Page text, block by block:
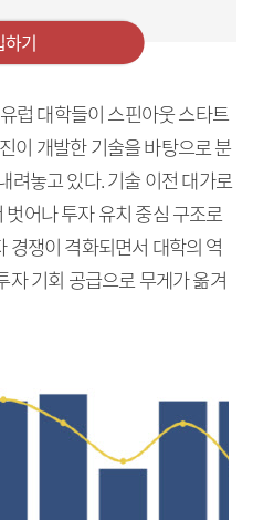
하기
럽 대학들이 스핀아웃 스타트
이 개발한 기술을 바탕으로 분
려놓고 있다. 기술 이전 대가로
어나 투자 유치 중심 구조로
경쟁이 격화되면서 대학의 역
자 기회 공급으로 무게가 옮겨